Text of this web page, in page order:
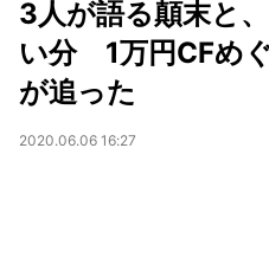
3人が語る顛末と
い分 1万円CFめ
が追った
2020.06.06 16:27